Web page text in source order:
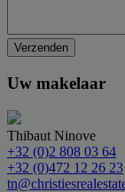
Uw makelaar
Thibaut Ninove
+32 (0)2 808 03 64
+32 (0)472 12 26 23